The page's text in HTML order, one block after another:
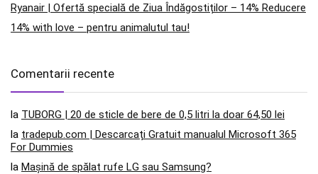
Ryanair | Ofertă specială de Ziua Îndăgostiților – 14% Reducere
14% with love – pentru animalutul tau!
Comentarii recente
la TUBORG | 20 de sticle de bere de 0,5 litri la doar 64,50 lei
la tradepub.com | Descarcați Gratuit manualul Microsoft 365
For Dummies
la Mașină de spălat rufe LG sau Samsung?